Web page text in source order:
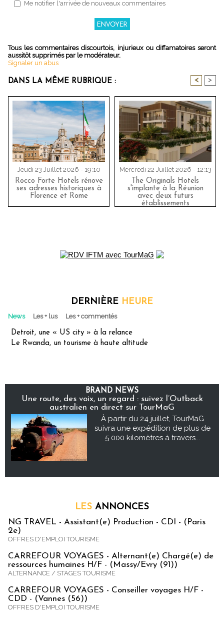
Me notifier l'arrivée de nouveaux commentaires
Tous les commentaires discourtois, injurieux ou diffamatoires seront
aussitôt supprimés par le modérateur.
Signaler un abus
DANS LA MÊME RUBRIQUE : < >
Jeudi 23 Juillet 2026 - 19:10
Rocco Forte Hotels rénove
ses adresses historiques à
Florence et Rome
Mercredi 22 Juillet 2026 - 12:13
The Originals Hotels
s'implante à la Réunion
avec deux futurs
établissements
DERNIÈRE HEURE
News Les + lus Les + commentés
Detroit, une « US city » à la relance
Le Rwanda, un tourisme à haute altitude
BRAND NEWS
Une route, des voix, un regard : suivez l’Outback
australien en direct sur TourMaG
À partir du 24 juillet, TourMaG
suivra une expédition de plus de
5 000 kilomètres à travers...
LES ANNONCES
NG TRAVEL - Assistant(e) Production - CDI - (Paris
2e)
OFFRES D'EMPLOI TOURISME
CARREFOUR VOYAGES - Alternant(e) Chargé(e) de
ressources humaines H/F - (Massy/Evry (91))
ALTERNANCE / STAGES TOURISME
CARREFOUR VOYAGES - Conseiller voyages H/F -
CDD - (Vannes (56))
OFFRES D'EMPLOI TOURISME